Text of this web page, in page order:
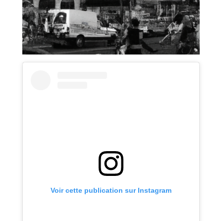
Voir cette publication sur Instagram